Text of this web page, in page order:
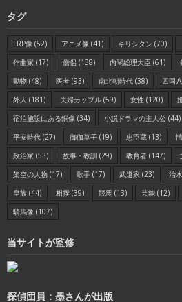
タグ
FRP像 (52) アニメ像 (41) キリシタン (70)
作曲家 (17) 僧侶 (138) 内閣総理大臣 (61)
動物 (48) 医者 (93) 南北朝時代 (38) 四国
外人 (181) 夫婦カップル (59) 女性 (120)
宿泊施設にある銅像 (34) 小説ドラマの主人公 (44)
平安時代 (27) 御伽草子 (19) 忠臣蔵 (13)
政治家 (53) 故事・教訓 (29) 教育者 (147)
架空の人物 (17) 歌手 (17) 武道家 (23) 治水
皇族 (44) 相撲 (39) 競馬 (13) 芸能 (12)
騎馬像 (107)
当サイトが監修
探偵団員：墨さんが出版